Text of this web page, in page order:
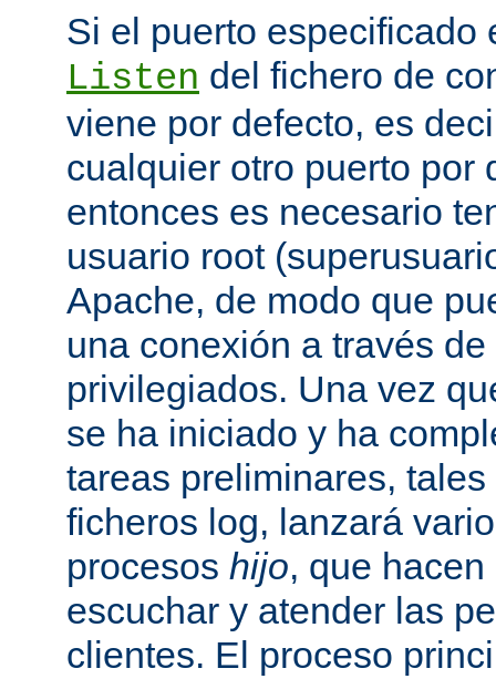
Si el puerto especificado
Listen del fichero de
viene por defecto, es
cualquier otro puerto por
entonces es necesario
usuario root
Apache, de modo que
una conexión a través
privilegiados. Una vez
se ha iniciado y ha
tareas preliminares,
ficheros log, lanzará
procesos hijo, que
escuchar y atender las
clientes. El proceso